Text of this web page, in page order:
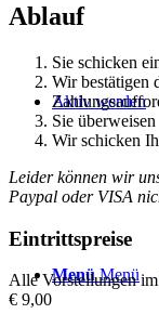
Aktiv werden
Menü Menü
Ablauf
Sie schicken
Wir bestätigen
Sie überweisen
Wir schicken
Leider können wir
Paypal oder VISA
Eintrittspreise
Alle Vorstellungen
€ 9,00